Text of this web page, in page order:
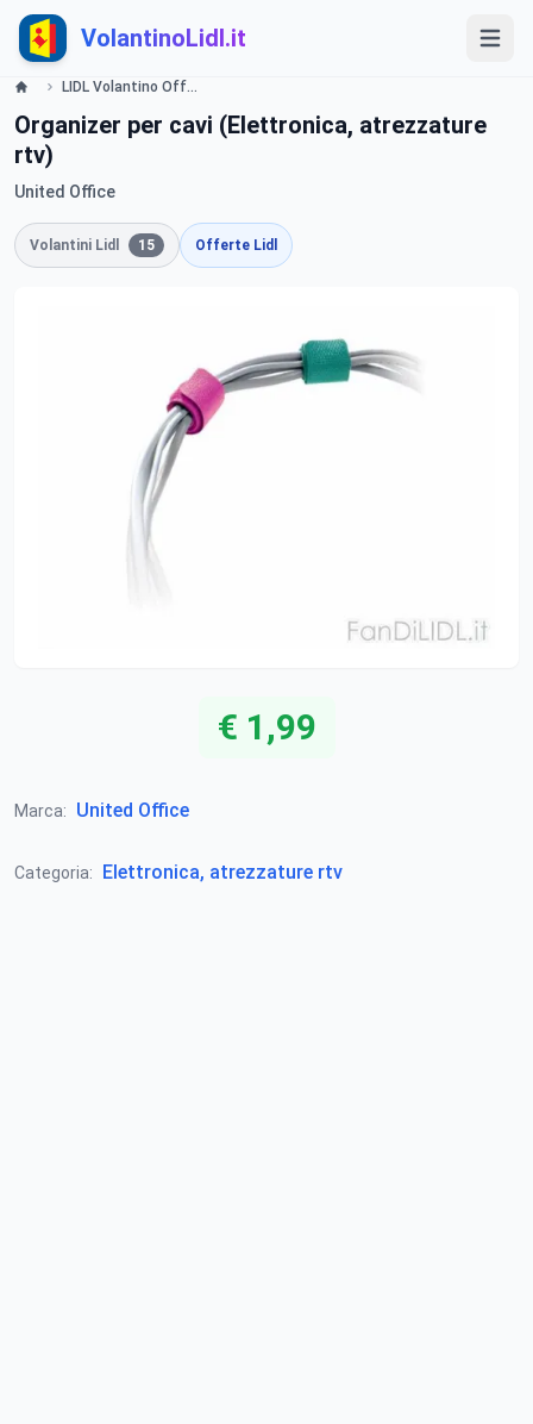
VolantinoLidl.it
LIDL Volantino Offerte e Promozioni - Tecnologia - Offerte valide dal 19 settembre 2016 Lidl
Organizer per cavi (Elettronica, atrezzature
rtv)
United Office
Volantini Lidl 15 Offerte Lidl
€ 1,99
Marca: United Office
Categoria: Elettronica, atrezzature rtv